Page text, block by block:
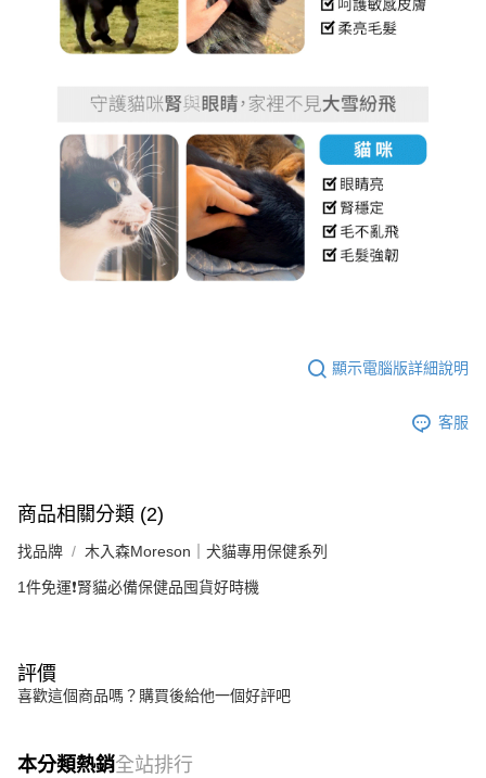
顯示電腦版詳細說明
客服
商品相關分類 (2)
找品牌 木入森Moreson｜犬貓專用保健系列
1件免運❗️腎貓必備保健品囤貨好時機
評價
喜歡這個商品嗎？購買後給他一個好評吧
本分類熱銷全站排行